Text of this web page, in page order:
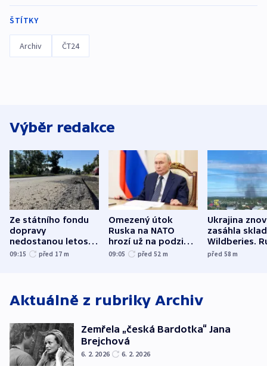
ŠTÍTKY
Archiv ČT24
Výběr redakce
Ze státního fondu
dopravy
nedostanou letos
kraje na silnice ani
09:15 před 17 m
Omezený útok
Ruska na NATO
hrozí už na podzim,
varují tajné služby
09:05 před 52 m
Ukrajina
zasáhla
Wildberies.
útočili v
před 58m
Aktuálně z rubriky Archiv
Zemřela „česká Bardotka“ Jana
Brejchová
6. 2. 2026 6. 2. 2026